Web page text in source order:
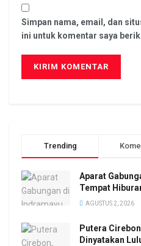
Simpan nama, email, dan
ini untuk komentar saya
Trending
Aparat
Tempat
AGUSTUS 2, 2026
Putera
Dinyatakan